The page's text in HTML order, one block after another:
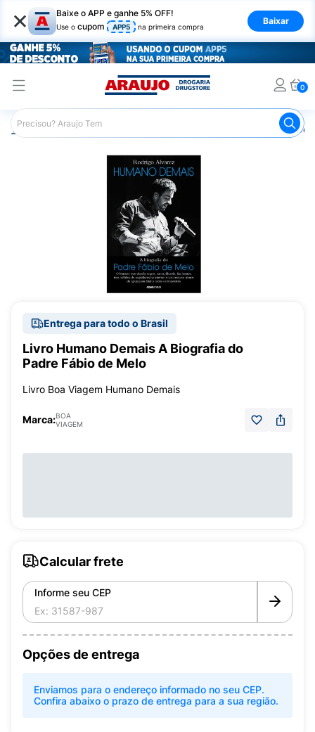
× Baixe o APP e ganhe 5% OFF!
Use o cupom APP5 na primeira compra
Baixar
0
Araujo Mercado Livro Humano
Entrega para todo o Brasil
Livro Humano Demais A Biografia do
Padre Fábio de Melo
Livro Boa Viagem Humano Demais
Marca:BOA
VIAGEM
Calcular frete
Informe seu CEP
Opções de entrega
Enviamos para o endereço informado no seu CEP.
Confira abaixo o prazo de entrega para a sua região.